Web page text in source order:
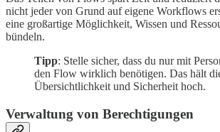
nicht jeder von Grund auf eigene Workflows
eine großartige Möglichkeit, Wissen und
bündeln.
Tipp: Stelle sicher, dass du nur mit
den Flow wirklich benötigen. Das hält
Übersichtlichkeit und Sicherheit hoch.
Verwaltung von Berechtigungen